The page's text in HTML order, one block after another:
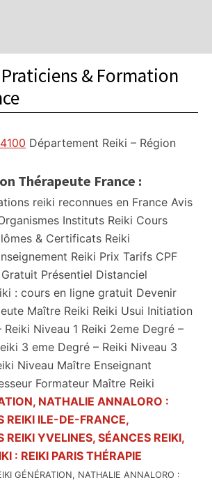
& Formation
Département Reiki – Région
Thérapeute France :
reiki reconnues en France Avis
Instituts Reiki Cours
& Certificats Reiki
Reiki Prix Tarifs CPF
Présentiel Distanciel
: cours en ligne gratuit Devenir
Maître Reiki Reiki Usui Initiation
Reiki Niveau 1 Reiki 2eme Degré –
3 eme Degré – Reiki Niveau 3
Niveau Maître Enseignant
Formateur Maître Reiki
NATHALIE ANNALORO :
REIKI ILE-DE-FRANCE,
REIKI YVELINES, SÉANCES REIKI,
: REIKI PARIS THÉRAPIE
GÉNÉRATION, NATHALIE ANNALORO :